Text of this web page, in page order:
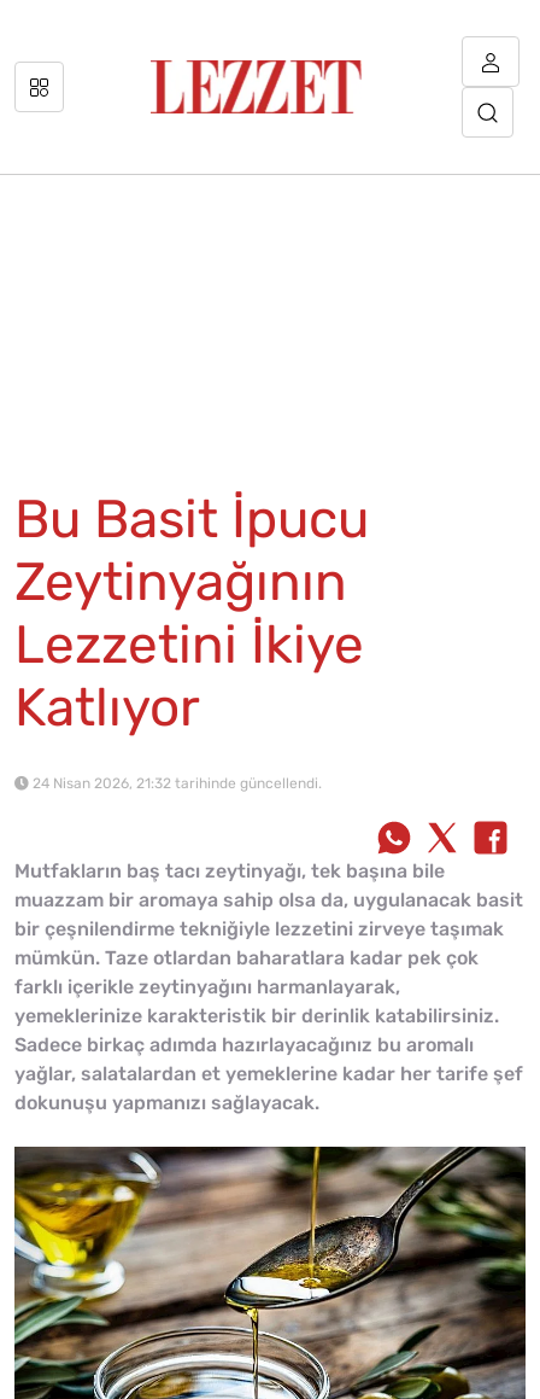
Bu Basit İpucu
Zeytinyağının
Lezzetini İkiye
Katlıyor
24 Nisan 2026, 21:32 tarihinde güncellendi.
Mutfakların baş tacı zeytinyağı, tek başına bile
muazzam bir aromaya sahip olsa da, uygulanacak basit
bir çeşnilendirme tekniğiyle lezzetini zirveye taşımak
mümkün. Taze otlardan baharatlara kadar pek çok
farklı içerikle zeytinyağını harmanlayarak,
yemeklerinize karakteristik bir derinlik katabilirsiniz.
Sadece birkaç adımda hazırlayacağınız bu aromalı
yağlar, salatalardan et yemeklerine kadar her tarife şef
dokunuşu yapmanızı sağlayacak.